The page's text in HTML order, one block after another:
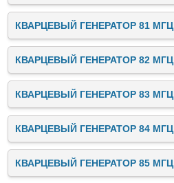
КВАРЦЕВЫЙ ГЕНЕРАТОР 81 МГЦ
КВАРЦЕВЫЙ ГЕНЕРАТОР 82 МГЦ
КВАРЦЕВЫЙ ГЕНЕРАТОР 83 МГЦ
КВАРЦЕВЫЙ ГЕНЕРАТОР 84 МГЦ
КВАРЦЕВЫЙ ГЕНЕРАТОР 85 МГЦ